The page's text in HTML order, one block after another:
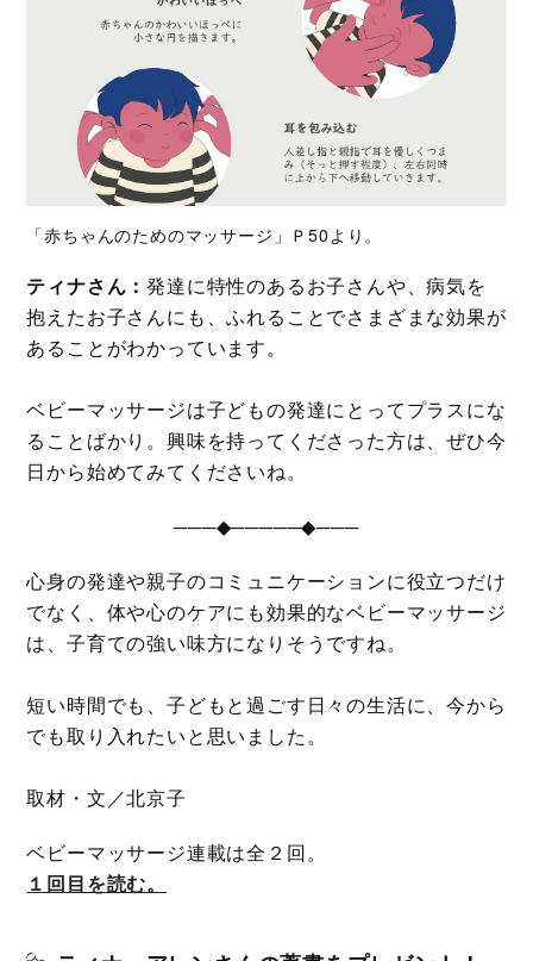
「赤ちゃんのためのマッサージ」Ｐ50より。
ティナさん：発達に特性のあるお子さんや、病気を
抱えたお子さんにも、ふれることでさまざまな効果が
あることがわかっています。
ベビーマッサージは子どもの発達にとってプラスにな
ることばかり。興味を持ってくださった方は、ぜひ今
日から始めてみてくださいね。
───◆─────◆───
心身の発達や親子のコミュニケーションに役立つだけ
でなく、体や心のケアにも効果的なベビーマッサージ
は、子育ての強い味方になりそうですね。
短い時間でも、子どもと過ごす日々の生活に、今から
でも取り入れたいと思いました。
取材・文／北京子
ベビーマッサージ連載は全２回。
１回目を読む。